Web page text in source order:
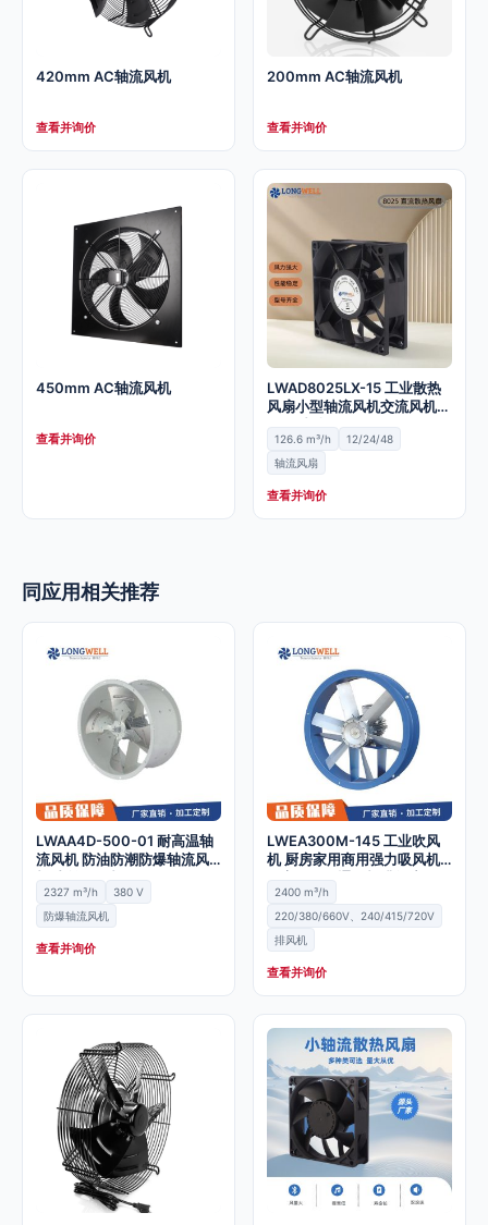
420mm AC轴流风机
查看并询价
200mm AC轴流风机
查看并询价
450mm AC轴流风机
查看并询价
LWAD8025LX-15 工业散热
风扇小型轴流风机交流风机
8025机柜低噪
126.6 m³/h
12/24/48
轴流风扇
查看并询价
同应用相关推荐
LWAA4D-500-01 耐高温轴
流风机 防油防潮防爆轴流风
机 内转子风机
2327 m³/h
380 V
防爆轴流风机
查看并询价
LWEA300M-145 工业吹风
机 厨房家用商用强力吸风机
耐高温低噪通风机排气扇
2400 m³/h
220/380/660V、240/415/720V
排风机
查看并询价